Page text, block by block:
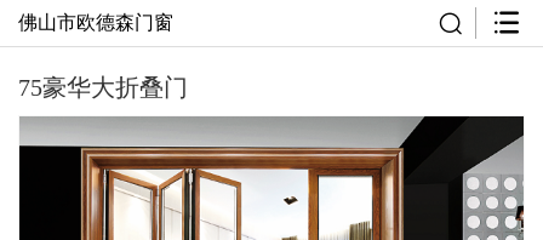
佛山市欧德森门窗
75豪华大折叠门